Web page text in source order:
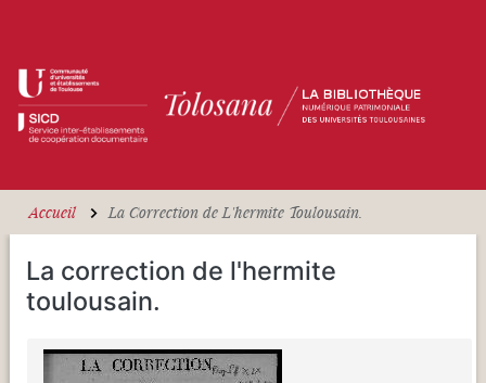
Accueil La Correction de L'hermite Toulousain.
La correction de l'hermite
toulousain.